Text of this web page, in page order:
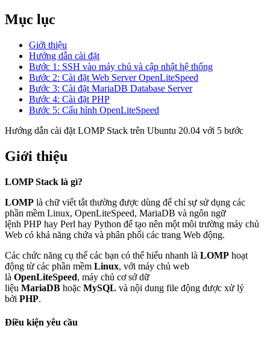
Mục lục
Giới thiệu
Hướng dẫn cài đặt
Bước 1: SSH vào máy chủ và cập nhật hệ thống
Bước 2: Cài đặt Web Server OpenLiteSpeed
Bước 3: Cài đặt MariaDB Database Server
Bước 4: Cài đặt PHP
Bước 5: Cấu hình OpenLiteSpeed
Hướng dẫn cài đặt LOMP Stack trên Ubuntu 20.04 với 5 bước
Giới thiệu
LOMP Stack là gì?
LOMP là chữ viết tắt thường được dùng để chỉ sự sử dụng các
phần mềm Linux, OpenLiteSpeed, MariaDB và ngôn ngữ
lệnh PHP hay Perl hay Python để tạo nên một môi trường máy chủ
Web có khả năng chứa và phân phối các trang Web động.
Các chức năng cụ thể các bạn có thể hiểu nhanh là LOMP hoạt
động từ các phần mềm Linux, với máy chủ web
là OpenLiteSpeed, máy chủ cơ sở dữ
liệu MariaDB hoặc MySQL và nội dung file động được xử lý
bởi PHP.
Điều kiện yêu cầu